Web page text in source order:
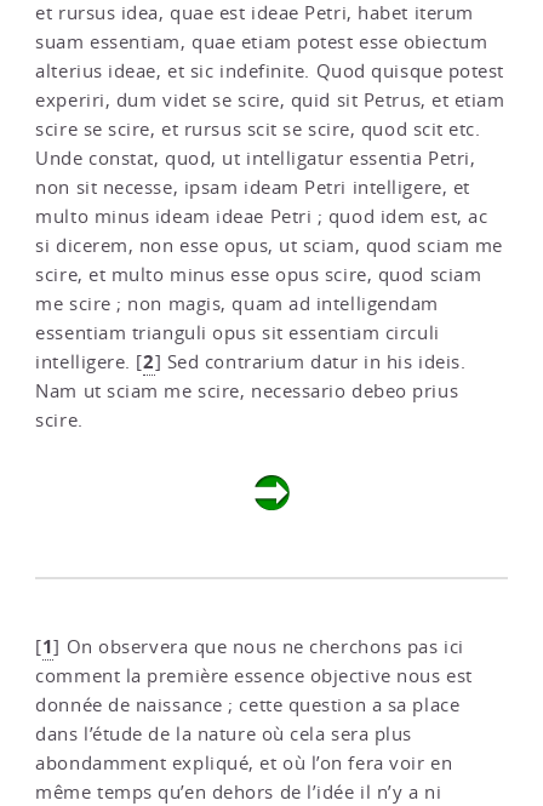
et rursus idea, quae est ideae Petri, habet iterum
suam essentiam, quae etiam potest esse obiectum
alterius ideae, et sic indefinite. Quod quisque potest
experiri, dum videt se scire, quid sit Petrus, et etiam
scire se scire, et rursus scit se scire, quod scit etc.
Unde constat, quod, ut intelligatur essentia Petri,
non sit necesse, ipsam ideam Petri intelligere, et
multo minus ideam ideae Petri ; quod idem est, ac
si dicerem, non esse opus, ut sciam, quod sciam me
scire, et multo minus esse opus scire, quod sciam
me scire ; non magis, quam ad intelligendam
essentiam trianguli opus sit essentiam circuli
intelligere. [2] Sed contrarium datur in his ideis.
Nam ut sciam me scire, necessario debeo prius
scire.
[1] On observera que nous ne cherchons pas ici
comment la première essence objective nous est
donnée de naissance ; cette question a sa place
dans l’étude de la nature où cela sera plus
abondamment expliqué, et où l’on fera voir en
même temps qu’en dehors de l’idée il n’y a ni